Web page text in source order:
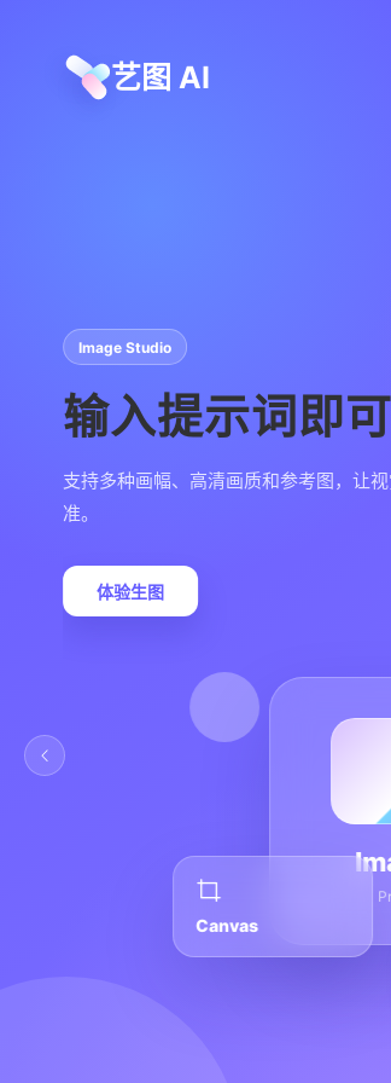
艺图 AI
Image Studio
输入提示词即
支持多种画幅、高清画质和参考图，让
准。
体验生图
Canvas